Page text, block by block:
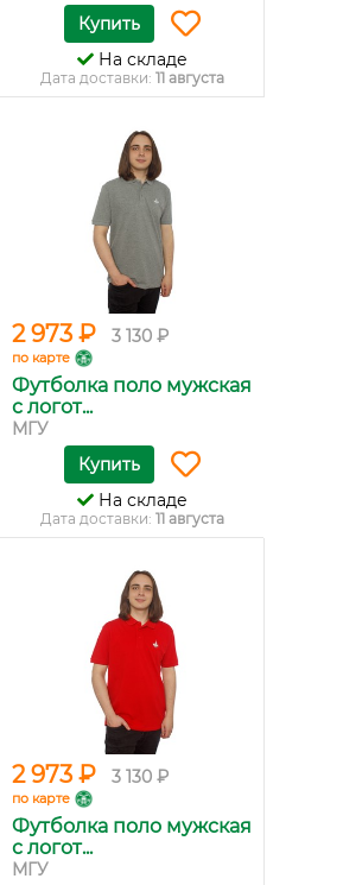
Купить
На складе
Дата доставки: 11 августа
2 973 ₽ 3 130 ₽
по карте
Футболка поло мужская
с логот...
МГУ
Купить
На складе
Дата доставки: 11 августа
2 973 ₽ 3 130 ₽
по карте
Футболка поло мужская
с логот...
МГУ